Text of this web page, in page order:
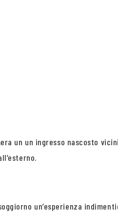
un un ingresso nascosto
un’esperienza